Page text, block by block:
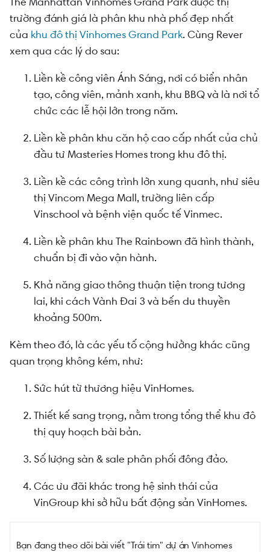
trường đánh giá là phân khu nhà phố đẹp nhất
của khu đô thị Vinhomes Grand Park. Cùng Rever
xem qua các lý do sau:
Liền kề công viên Ánh Sáng, nơi có biển nhân
tạo, công viên, mảnh xanh, khu BBQ và là nơi tổ
chức các lễ hội lớn trong năm.
Liền kề phân khu căn hộ cao cấp nhất của chủ
đầu tư Masteries Homes trong khu đô thị.
Liền kề các công trình lớn xung quanh, như siêu
thị Vincom Mega Mall, trường liên cấp
Vinschool và bệnh viện quốc tế Vinmec.
Liền kề phân khu The Rainbown đã hình thành,
chuẩn bị đi vào vận hành.
Khả năng giao thông thuận tiện trong tương
lai, khi cách Vành Đai 3 và bến du thuyền
khoảng 500m.
Kèm theo đó, là các yếu tố cộng hưởng khác cũng
quan trọng không kém, như:
Sức hút từ thương hiệu VinHomes.
Thiết kế sang trọng, nằm trong tổng thể khu đô
thị quy hoạch bài bản.
Số lượng sàn & sale phân phối đông đảo.
Các ưu đãi khác trong hệ sinh thái của
VinGroup khi sở hữu bất động sản VinHomes.
Bạn đang theo dõi bài viết "Trái tim" dự án Vinhomes